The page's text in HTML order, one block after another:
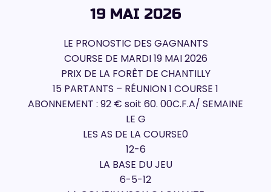
19 MAI 2026
LE PRONOSTIC DES GAGNANTS
COURSE DE MARDI 19 MAI 2026
PRIX DE LA FORÊT DE CHANTILLY
15 PARTANTS – RÉUNION 1 COURSE 1
ABONNEMENT : 92 € soit 60. 00C.F.A/ SEMAINE
LE G
LES AS DE LA COURSE0
12-6
LA BASE DU JEU
6-5-12